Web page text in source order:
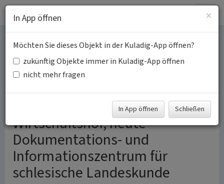
Haus Schlesien
Heisterbacherrott
ehemaliger klösterlicher
Wirtschaftshof, heute
Dokumentations- und
Informationszentrum für
schlesische Landeskunde
×
In App öffnen
Möchten Sie dieses Objekt in der Kuladig-App öffnen?
zukünftig Objekte immer in Kuladig-App öffnen
nicht mehr fragen
In App öffnen Schließen